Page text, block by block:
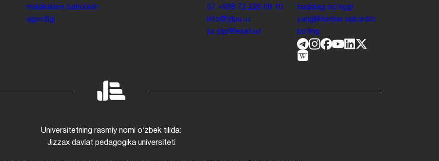
malakalarni baholash
agentligi
57 +998 72 226 68 10
info@jdpu.uz
jiz.jdpi@exat.uz
haqidagi soʻnggi
yangiliklardan xabardor
boʻling.
Universitetning rasmiy nomi oʻzbek tilida:
Jizzax davlat pedagogika universiteti